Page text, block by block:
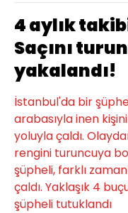
4 aylık
Saçını
yakalandı!
İstanbul'da bir
arabasıyla inen
yoluyla çaldı.
rengini turuncuya
şüpheli, farklı
çaldı. Yaklaşık 4
şüpheli tutuklandı